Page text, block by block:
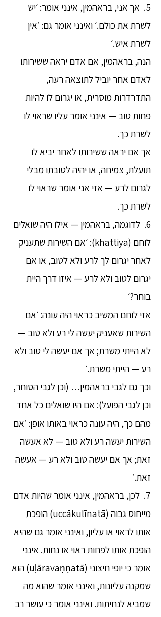
5. אך אני, בראהמין, אינני אומר: ׳יש
לשרת את כולם.׳ ואינני אומר גם: ׳אין
לשרת איש.׳
הנה, בראהמין, אם אדם יראה ששירותו
לאדם אחר יוביל לתוצאה רעה,
התדרדרות מוסרית, או יגרום לו להיות
פחות טוב — אינני אומר עליו שראוי לו
לשרת כך.
אך אם יראה ששירותו לאחר יביא לו
תועלת, צמיחה, או יהיה לטובתו מבלי
לגרום לרע — אזי אני אומר שראוי לו
לשרת כך.
6. לדוגמה, בראהמין — אילו היה שואלים
לוחם (khattiya): ׳אם השירות שתעניק
לאחר יגרום לך לרע ולא לטוב, או אם
יגרום לטוב ולא לרע — איזו דרך היית
בוחר?׳
אזי לוחם המשיב כראוי היה עונה: ׳אם
השירות שאעניק יעשה לי רע ולא טוב —
לא הייתי משרת; אך אם יעשה לי טוב ולא
רע — הייתי משרת.׳
וכך גם לגבי בראהמין… (וכן לגבי הסוחר,
וכן לגבי הפועל): אם היו שואלים כל אחד
מהם כך, היה עונה כראוי באותו אופן: ׳אם
השירות יעשה רע ולא טוב — לא אעשה
זאת; אך אם יעשה טוב ולא רע — אעשה
זאת.׳
7. לכן, בראהמין, אינני אומר שהיות אדם
מייחוס גבוה (uccākulīnatā) הופכת
אותו לראוי או עליון, ואינני אומר גם שהיא
הופכת אותו לפחות ראוי או נחות. אינני
אומר כי יופי חיצוני (uḷāravaṇṇatā) הוא
שמקנה עליונות, ואינני אומר שהוא מה
שמביא לנחיתות. ואינני אומר כי עושר רב